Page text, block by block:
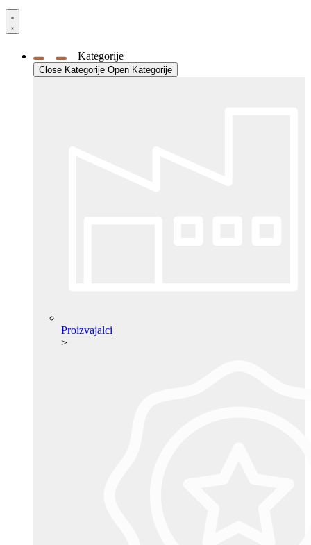
Kategorije
Close Kategorije Open Kategorije
Proizvajalci
>